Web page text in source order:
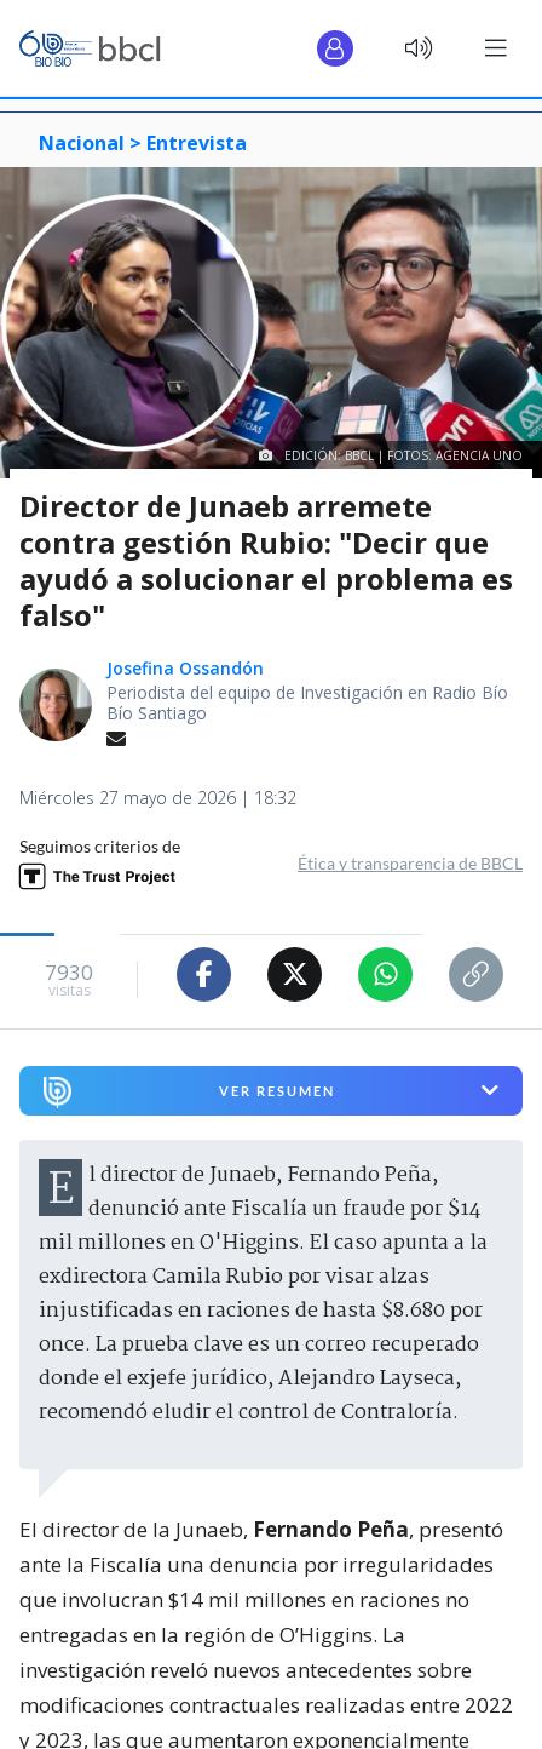
Nacional > Entrevista
EDICIÓN: BBCL | FOTOS: AGENCIA UNO
Director de Junaeb arremete
contra gestión Rubio: "Decir que
ayudó a solucionar el problema es
falso"
Josefina Ossandón
Periodista del equipo de Investigación en Radio Bío
Bío Santiago
Miércoles 27 mayo de 2026 | 18:32
Seguimos criterios de
Ética y transparencia de BBCL
7930
visitas
VER RESUMEN
El director de Junaeb, Fernando Peña, denunció ante Fiscalía un fraude por $14
mil millones en O'Higgins. El caso apunta a la
exdirectora Camila Rubio por visar alzas
injustificadas en raciones de hasta $8.680 por
once. La prueba clave es un correo recuperado
donde el exjefe jurídico, Alejandro Layseca,
recomendó eludir el control de Contraloría.
El director de la Junaeb, Fernando Peña, presentó
ante la Fiscalía una denuncia por irregularidades
que involucran $14 mil millones en raciones no
entregadas en la región de O’Higgins. La
investigación reveló nuevos antecedentes sobre
modificaciones contractuales realizadas entre 2022
y 2023, las que aumentaron exponencialmente